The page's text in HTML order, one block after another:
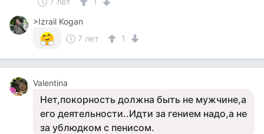
>Izrail Kogan
7 лет
1
Valentina
Нет,покорность должна быть не мужчине,а
его деятельности..Идти за гением надо,а не
за ублюдком с пенисом.